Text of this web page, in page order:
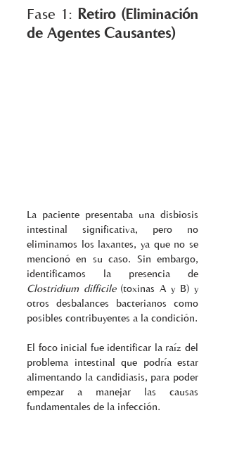
Fase 1: Retiro (Eliminación
de Agentes Causantes)
La paciente presentaba una disbiosis
intestinal significativa, pero no
eliminamos los laxantes, ya que no se
mencionó en su caso. Sin embargo,
Clostridium difficile (toxinas A y B) y
otros desbalances bacterianos como
El foco inicial fue identificar la raíz del
problema intestinal que podría estar
alimentando la candidiasis, para poder
empezar a manejar las causas
fundamentales de la infección.